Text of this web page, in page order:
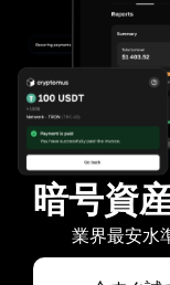
暗号資
業界最安水